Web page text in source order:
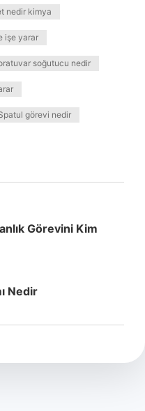
nedir kimya
işe yarar
soğutucu nedir
görevi nedir
Görevini Kim
Nedir